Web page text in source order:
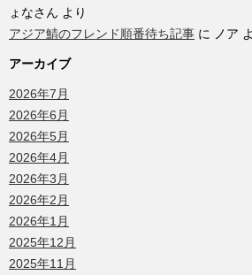
ょなさん より
アジア鯖のフレンド順番待ち記事 に ノア
アーカイブ
2026年7月
2026年6月
2026年5月
2026年4月
2026年3月
2026年2月
2026年1月
2025年12月
2025年11月